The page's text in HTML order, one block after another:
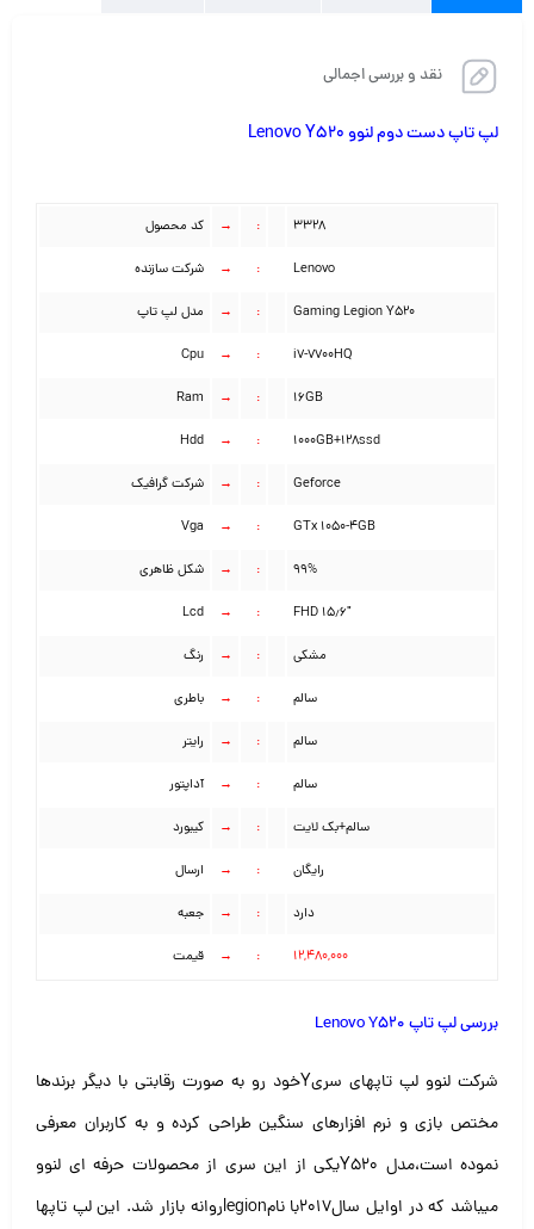
نقد و بررسی اجمالی
لپ تاپ دست دوم لنوو Lenovo Y520
۳۳۲۸ :
→ کد محصول
Lenovo
:
→ شرکت سازنده
Gaming Legion Y520
:
→ مدل لپ تاپ
i7-7700HQ
:
→
Cpu
۱۶GB :
→
Ram
۱۰۰۰GB+128ssd :
→
Hdd
Geforce
:
→ شرکت گرافیک
GTx 1050-4GB
:
→
Vga
۹۹% :
→ شکل ظاهری
۱۵٫۶″ FHD :
→
Lcd
مشکی :
→ رنگ
سالم :
→ باطری
سالم :
→ رایتر
سالم :
→ آداپتور
سالم+بک لایت :
→ کیبورد
رایگان :
→ ارسال
دارد :
→ جعبه
۱۲,۴۸۰,۰۰۰ :
→ قیمت
بررسی لپ تاپ Lenovo Y520
شرکت لنوو لپ تاپهای سریYخود رو به صورت رقابتی با دیگر برندها
مختص بازی و نرم افزارهای سنگین طراحی کرده و به کاربران معرفی
نموده است،مدل Y520یکی از این سری از
محصولات حرفه ای لنوو
میباشد که در اوایل سال۲۰۱۷با نامlegionروانه بازار شد.
این لپ تاپها